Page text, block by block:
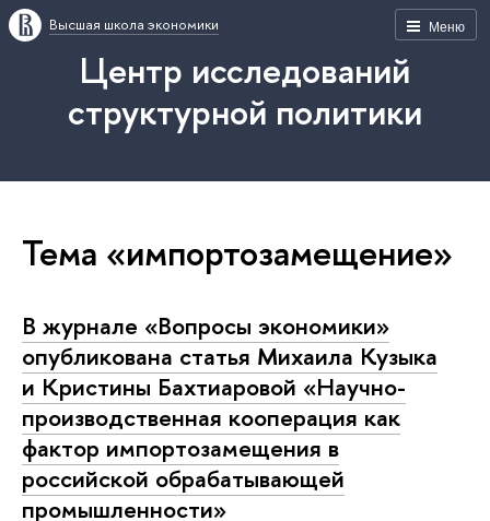
Меню
Высшая школа экономики
Центр исследований
структурной политики
Тема «импортозамещение»
В журнале «Вопросы экономики»
опубликована статья Михаила Кузыка
и Кристины Бахтиаровой «Научно-
производственная кооперация как
фактор импортозамещения в
российской обрабатывающей
промышленности»